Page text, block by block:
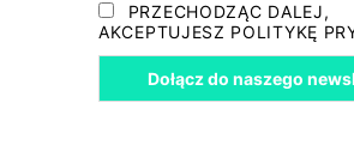
PRZECHODZĄC DALEJ,
AKCEPTUJESZ POLITYKĘ